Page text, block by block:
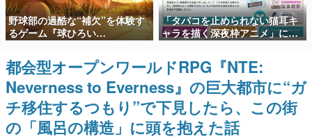
殿堂入り記事
SNS拡散数が数千以上！ ページビュー数万以上！ などな
ど。多くの人々に読まれた、電ファミ渾身の“殿堂入り”記
事をまとめました。
ゲームの企画書
名作ゲームクリエイターの方々に製作時のエピソードをお
聞きし、ヒットする企画（ゲーム）とは何か？を探ってい
赫本
この物語を解いてはいけない。『赫本』は、〈試験問題〉
野球部の過酷な“補欠”を体験す
るゲーム『球ひろい
Simulator』が「1件」のウィッ
シュリストをもとにチェコ語に
対応しSNSで話題に。『キング
ダム・カム』開発元やチェコの
プロ野球選手から称賛の声
「タバコを止められない猫耳キ
ャラを描く深夜枠アニメ」に視
聴者の一部から批判意見。違法
薬物の使用と思しき描写も含め
て、BPOが議論を交わす
都会型オープンワールドRPG『NTE:
Neverness to Everness』の巨大都市に“ガ
チ移住するつもり”で下見したら、この街
の「風呂の構造」に頭を抱えた話